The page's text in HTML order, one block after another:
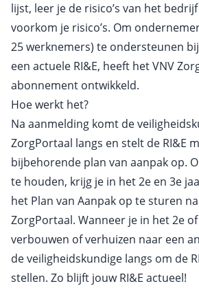
lijst, leer je de risico’s van het
voorkom je risico’s. Om
25 werknemers) te ondersteunen
een actuele RI&E, heeft het VNV
abonnement ontwikkeld.
Hoe werkt het?
Na aanmelding komt de
ZorgPortaal langs en stelt de RI&E
bijbehorende plan van aanpak op.
te houden, krijg je in het 2e en 3e
het Plan van Aanpak op te sturen
ZorgPortaal. Wanneer je in het 2e
verbouwen of verhuizen naar een
de veiligheidskundige langs om de
stellen. Zo blijft jouw RI&E actueel!